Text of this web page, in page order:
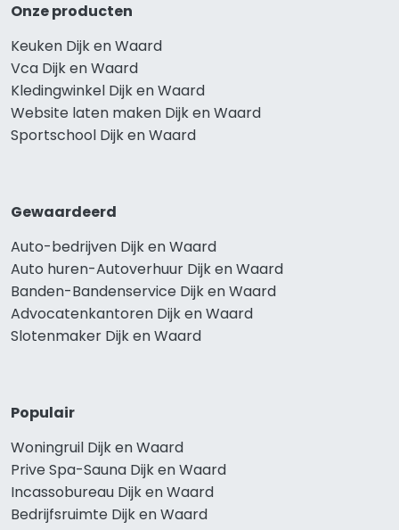
Onze producten
Keuken Dijk en Waard
Vca Dijk en Waard
Kledingwinkel Dijk en Waard
Website laten maken Dijk en Waard
Sportschool Dijk en Waard
Gewaardeerd
Auto-bedrijven Dijk en Waard
Auto huren-Autoverhuur Dijk en Waard
Banden-Bandenservice Dijk en Waard
Advocatenkantoren Dijk en Waard
Slotenmaker Dijk en Waard
Populair
Woningruil Dijk en Waard
Prive Spa-Sauna Dijk en Waard
Incassobureau Dijk en Waard
Bedrijfsruimte Dijk en Waard